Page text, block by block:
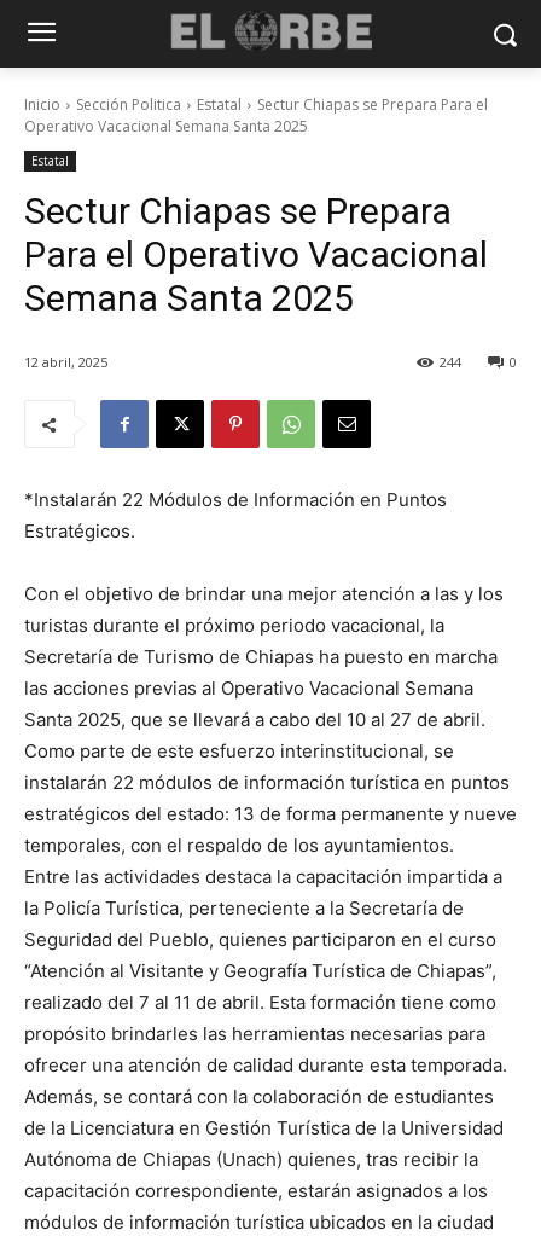
Inicio Sección Politica Estatal
Sectur Chiapas se Prepara Para el
Operativo Vacacional Semana Santa 2025
Estatal
Sectur Chiapas se Prepara
Para el Operativo Vacacional
Semana Santa 2025
12 abril, 2025 0
244
*Instalarán 22 Módulos de Información en Puntos
Estratégicos.
Con el objetivo de brindar una mejor atención a las y los
turistas durante el próximo periodo vacacional, la
Secretaría de Turismo de Chiapas ha puesto en marcha
las acciones previas al Operativo Vacacional Semana
Santa 2025, que se llevará a cabo del 10 al 27 de abril.
Como parte de este esfuerzo interinstitucional, se
instalarán 22 módulos de información turística en puntos
estratégicos del estado: 13 de forma permanente y nueve
temporales, con el respaldo de los ayuntamientos.
Entre las actividades destaca la capacitación impartida a
la Policía Turística, perteneciente a la Secretaría de
Seguridad del Pueblo, quienes participaron en el curso
“Atención al Visitante y Geografía Turística de Chiapas”,
realizado del 7 al 11 de abril. Esta formación tiene como
propósito brindarles las herramientas necesarias para
ofrecer una atención de calidad durante esta temporada.
Además, se contará con la colaboración de estudiantes
de la Licenciatura en Gestión Turística de la Universidad
Autónoma de Chiapas (Unach) quienes, tras recibir la
capacitación correspondiente, estarán asignados a los
módulos de información turística ubicados en la ciudad